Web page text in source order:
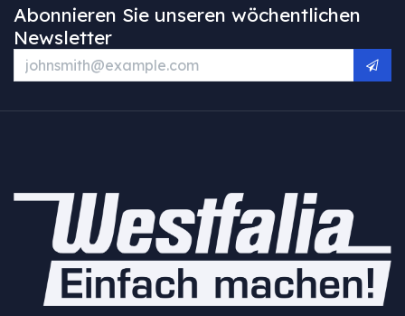
Abonnieren Sie unseren wöchentlichen
Newsletter